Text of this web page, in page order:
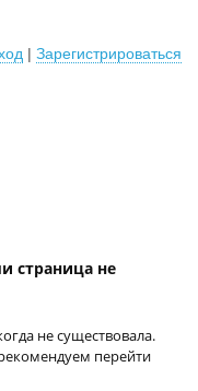
| Зарегистрироваться
страница не
не существовала.
перейти